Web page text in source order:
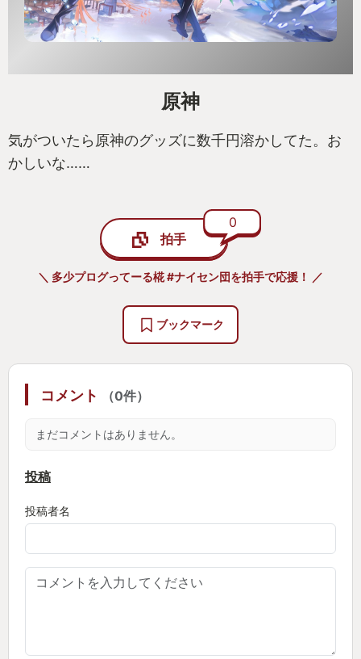
原神
気がついたら原神のグッズに数千円溶かしてた。お
かしいな……
拍手
0
＼ 多少プログってーる椛 #ナイセン団を拍手で応援！ ／
ブックマーク
コメント （0件）
まだコメントはありません。
投稿
投稿者名